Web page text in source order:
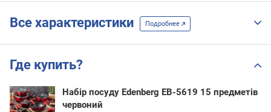
Все характеристики Подробнее
Где купить?
Набір посуду Edenberg EB-5619 15 предметів
червоний